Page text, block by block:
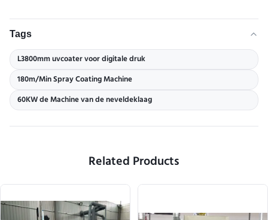
Tags
L3800mm uvcoater voor digitale druk
180m/Min Spray Coating Machine
60KW de Machine van de neveldeklaag
Related Products